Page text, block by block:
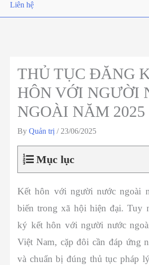
Liên hệ
THỦ TỤC ĐĂNG
HÔN VỚI NGƯỜI
NGOÀI NĂM 2025
By Quản trị / 23/06/2025
Mục lục
Kết hôn với người nước ngoài
biến trong xã hội hiện đại. Tuy
ký kết hôn với người nước
Việt Nam, cặp đôi cần đáp ứng
và chuẩn bị đúng thủ tục pháp